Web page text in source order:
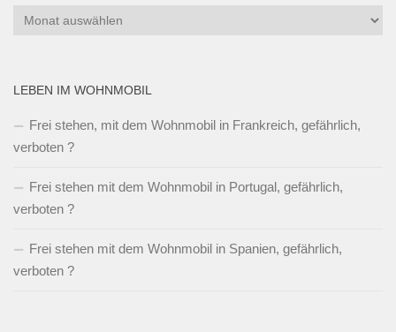
Archiv
LEBEN IM WOHNMOBIL
Frei stehen, mit dem Wohnmobil in Frankreich, gefährlich,
verboten ?
Frei stehen mit dem Wohnmobil in Portugal, gefährlich,
verboten ?
Frei stehen mit dem Wohnmobil in Spanien, gefährlich,
verboten ?